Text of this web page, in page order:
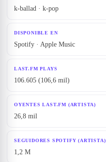
k-ballad · k-pop
DISPONIBLE EN
Spotify · Apple Music
LAST.FM PLAYS
106.605 (106,6 mil)
OYENTES LAST.FM (ARTISTA)
26,8 mil
SEGUIDORES SPOTIFY (ARTISTA)
1,2 M